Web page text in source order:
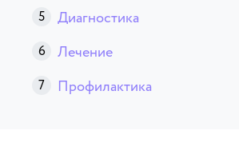
Диагностика
Лечение
Профилактика